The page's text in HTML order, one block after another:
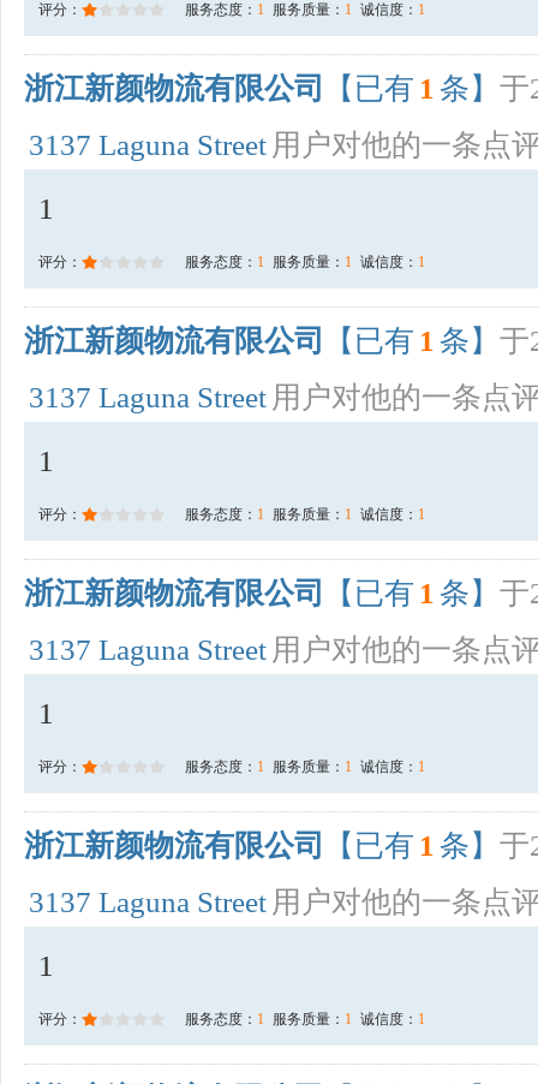
评分： 服务态度： 1 服务质量： 1 诚信度： 1
浙江新颜物流有限公司 【已有 1 条】 于
3137 Laguna Street 用户对他的一条点
1
评分： 服务态度： 1 服务质量： 1 诚信度： 1
浙江新颜物流有限公司 【已有 1 条】 于
3137 Laguna Street 用户对他的一条点
1
评分： 服务态度： 1 服务质量： 1 诚信度： 1
浙江新颜物流有限公司 【已有 1 条】 于
3137 Laguna Street 用户对他的一条点
1
评分： 服务态度： 1 服务质量： 1 诚信度： 1
浙江新颜物流有限公司 【已有 1 条】 于
3137 Laguna Street 用户对他的一条点
1
评分： 服务态度： 1 服务质量： 1 诚信度： 1